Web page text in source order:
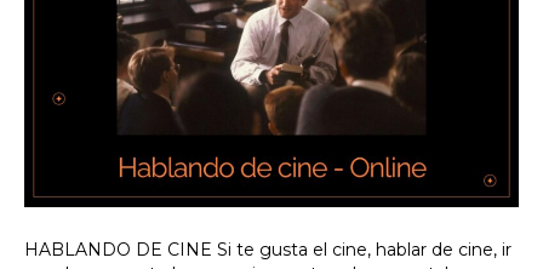
HABLANDO DE CINE Si te gusta el cine, hablar de cine, ir